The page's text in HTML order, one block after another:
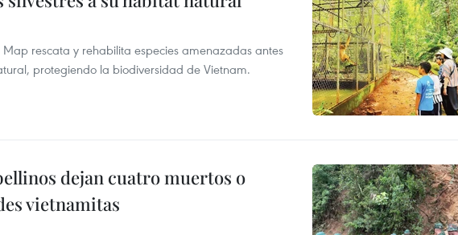
rescata y rehabilita especies amenazadas antes
protegiendo la biodiversidad de Vietnam.
dejan cuatro muertos o
vietnamitas